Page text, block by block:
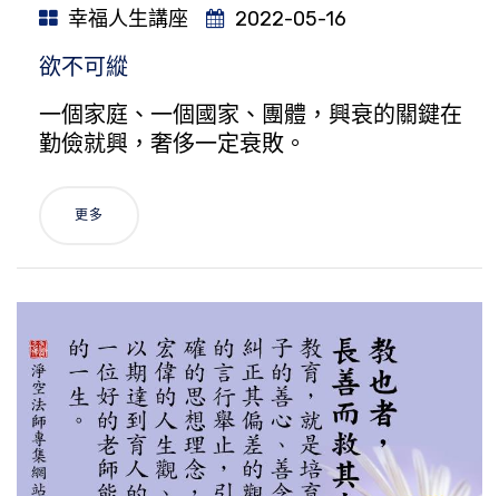
幸福人生講座 2022-05-16
欲不可縱
一個家庭、一個國家、團體，興衰的關鍵在
勤儉就興，奢侈一定衰敗。
更多